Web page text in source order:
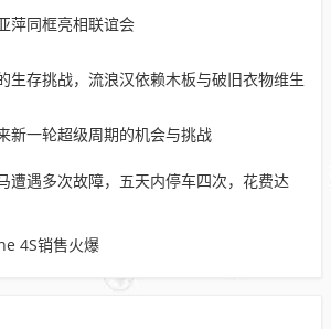
萍同框亮相联谊会
生存挑战，流浪汉依赖木板与破旧衣物维生
新一轮超级周期的机会与挑战
遭遇多次故障，五天内停车四次，花费达
4S销售火爆